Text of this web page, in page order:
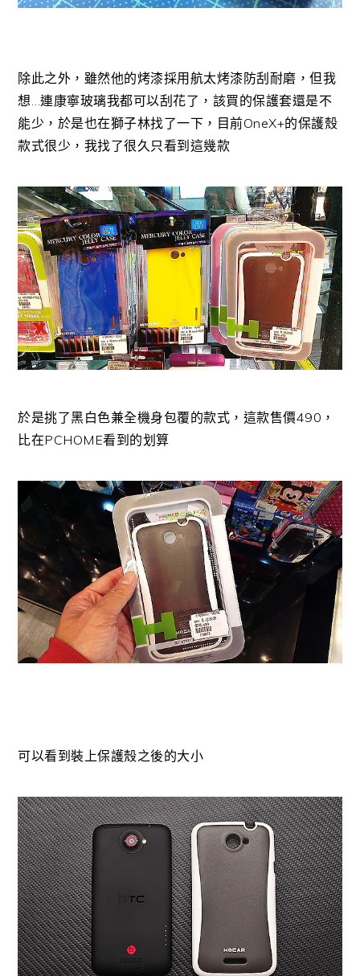
除此之外，雖然他的烤漆採用航太烤漆防刮耐磨，但我
想…連康寧玻璃我都可以刮花了，該買的保護套還是不
能少，於是也在獅子林找了一下，目前OneX+的保護殼
款式很少，我找了很久只看到這幾款
於是挑了黑白色兼全機身包覆的款式，這款售價490，
比在PCHOME看到的划算
可以看到裝上保護殼之後的大小